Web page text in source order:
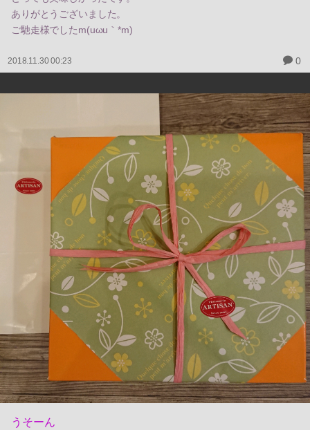
ありがとうございました。
ご馳走様でしたm(uωu｀*m)
2018.11.30 00:23 0
うそーん